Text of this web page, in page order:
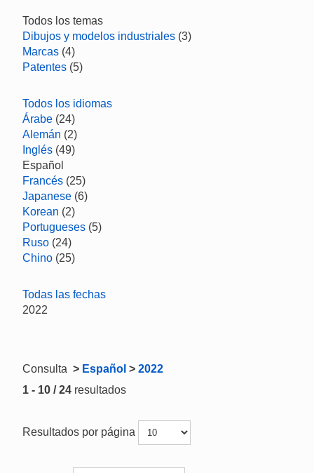
Todos los temas
Dibujos y modelos industriales (3)
Marcas (4)
Patentes (5)
Todos los idiomas
Árabe (24)
Alemán (2)
Inglés (49)
Español
Francés (25)
Japanese (6)
Korean (2)
Portugueses (5)
Ruso (24)
Chino (25)
Todas las fechas
2022
Consulta > Español > 2022
1 - 10 / 24 resultados
Resultados por página